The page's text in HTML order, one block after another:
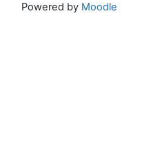
Powered by Moodle